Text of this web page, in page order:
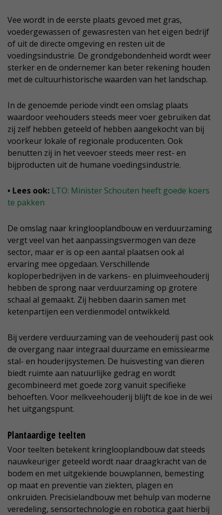
Vee wordt in de eerste plaats gevoed met gras,
voedergewassen of gewasresten van het eigen bedrijf
of uit de directe omgeving en resten uit de
voedingsindustrie. De grondgebondenheid wordt weer
sterker en de ondernemer kan beter rekening houden
met de cultuurhistorische waarden van het landschap.
In de genoemde periode vindt een omslag plaats
waardoor veehouders steeds meer voer gebruiken dat
zij zelf hebben geteeld of hebben aangekocht van bij
voorkeur lokale of regionale producenten. Ook
benutten zij in het veevoer steeds meer rest- en
bijproducten uit de humane voedingsindustrie.
• Lees ook: LTO: Minister Schouten heeft goede koers
te pakken
De omslag naar kringlooplandbouw en verduurzaming
vergt veel van het aanpassingsvermogen van deze
sector, maar er is op een aantal plaatsen ook al
ervaring mee opgedaan. Verschillende
koploperbedrijven in de varkens- en pluimveehouderij
hebben de sprong naar verduurzaming op grotere
schaal al gemaakt. Zij hebben daarin samen met
ketenpartijen een verdienmodel ontwikkeld.
Bij verdere verduurzaming van de veehouderij past ook
de overgang naar integraal duurzame en emissiearme
stal- en houderijsystemen. De huisvesting van dieren
biedt ruimte aan natuurlijke gedrag en wordt
gecombineerd met goede zorg vanuit specifieke
behoeften. Voor melkveehouderij blijft de koe in de wei
het uitgangspunt.
Plantaardige teelten
Voor teelten betekent kringlooplandbouw dat steeds
nauwkeuriger geteeld wordt naar draagkracht van de
bodem en met uitgekiende bouwplannen, bemesting
op maat en preventie van ziekten, plagen en
onkruiden. Precisielandbouw met behulp van moderne
veredeling, sensortechnologie en robotica gaat hierbij